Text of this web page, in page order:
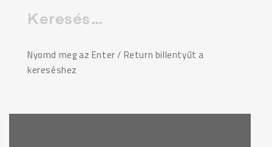
Keresés:
Nyomd meg az Enter / Return billentyűt a
kereséshez